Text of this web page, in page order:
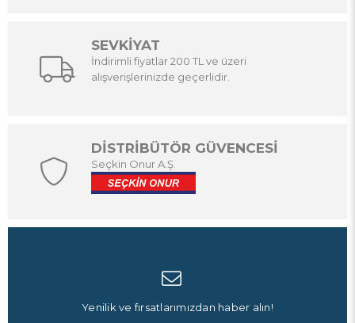
SEVKİYAT
İndirimli fiyatlar 200 TL ve üzeri
alışverişlerinizde geçerlidir.
DİSTRİBÜTÖR GÜVENCESİ
Seçkin Onur A.Ş.
Yenilik ve fırsatlarımızdan haber alın!